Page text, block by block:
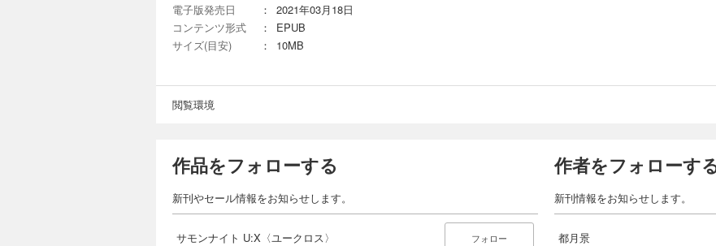
電子版発売日
：
2021年03月18日
コンテンツ形式
：
EPUB
サイズ(目安)
： 10MB
閲覧環境
作品をフォローする
新刊やセール情報をお知らせします。
サモンナイト U:X〈ユークロス〉 フォロー
作者をフォローす
新刊情報をお知らせします。
都月景